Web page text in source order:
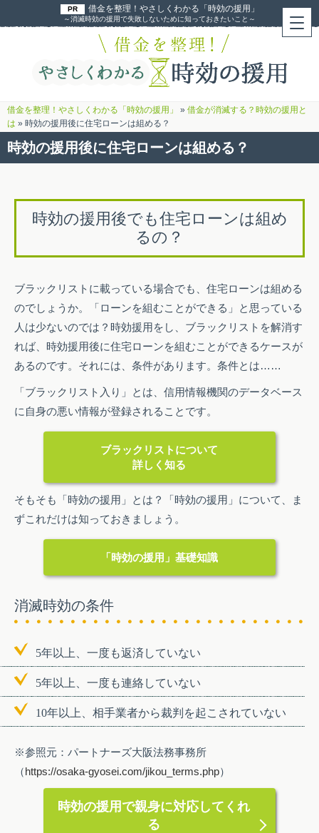
借金を整理！やさしくわかる「時効の援用」
～消滅時効の援用で失敗しないために知っておきたいこと～
借金を整理！やさしくわかる「時効の援用」 » 借金が消滅する？時効の援用と
は » 時効の援用後に住宅ローンは組める？
時効の援用後に住宅ローンは組める？
時効の援用後でも住宅ローンは組め
るの？
ブラックリストに載っている場合でも、住宅ローンは組める
のでしょうか。「ローンを組むことができる」と思っている
人は少ないのでは？時効援用をし、ブラックリストを解消す
れば、時効援用後に住宅ローンを組むことができるケースが
あるのです。それには、条件があります。条件とは……
「ブラックリスト入り」とは、信用情報機関のデータベース
に自身の悪い情報が登録されることです。
ブラックリストについて
詳しく知る
そもそも「時効の援用」とは？「時効の援用」について、ま
ずこれだけは知っておきましょう。
「時効の援用」基礎知識
消滅時効の条件
5年以上、一度も返済していない
5年以上、一度も連絡していない
10年以上、相手業者から裁判を起こされていない
※参照元：パートナーズ大阪法務事務所
（https://osaka-gyosei.com/jikou_terms.php）
時効の援用で親身に対応してくれ
る